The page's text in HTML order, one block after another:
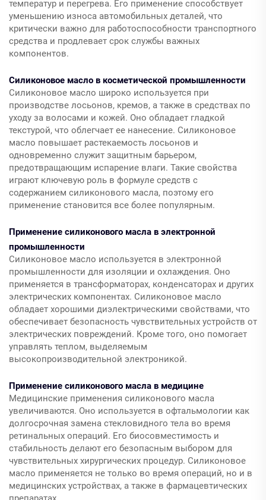
температур и перегрева. Его применение способствует
уменьшению износа автомобильных деталей, что
критически важно для работоспособности транспортного
средства и продлевает срок службы важных
компонентов.
Силиконовое масло в косметической промышленности
Силиконовое масло широко используется при
производстве лосьонов, кремов, а также в средствах по
уходу за волосами и кожей. Оно обладает гладкой
текстурой, что облегчает ее нанесение. Силиконовое
масло повышает растекаемость лосьонов и
одновременно служит защитным барьером,
предотвращающим испарение влаги. Такие свойства
играют ключевую роль в формуле средств с
содержанием силиконового масла, поэтому его
применение становится все более популярным.
Применение силиконового масла в электронной
промышленности
Силиконовое масло используется в электронной
промышленности для изоляции и охлаждения. Оно
применяется в трансформаторах, конденсаторах и других
электрических компонентах. Силиконовое масло
обладает хорошими диэлектрическими свойствами, что
обеспечивает безопасность чувствительных устройств от
электрических повреждений. Кроме того, оно помогает
управлять теплом, выделяемым
высокопроизводительной электроникой.
Применение силиконового масла в медицине
Медицинские применения силиконового масла
увеличиваются. Оно используется в офтальмологии как
долгосрочная замена стекловидного тела во время
ретинальных операций. Его биосовместимость и
стабильность делают его безопасным выбором для
чувствительных хирургических процедур. Силиконовое
масло применяется не только во время операций, но и в
медицинских устройствах, а также в фармацевтических